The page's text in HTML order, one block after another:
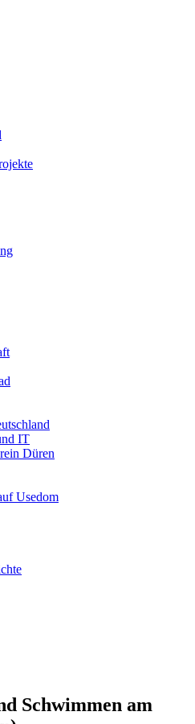
IT
Düren
Usedom
Schwimmen am